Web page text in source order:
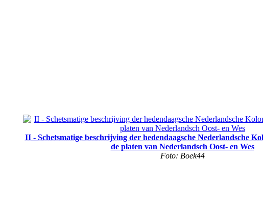
II - Schetsmatige beschrijving der hedendaagsche Nederlandsche
de platen van Nederlandsch Oost- en Wes
Foto: Boek44